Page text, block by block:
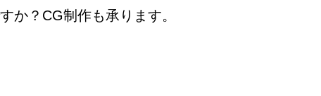
か？CG制作も承ります。